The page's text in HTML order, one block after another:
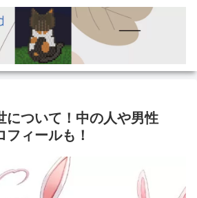
について！中の人や男性
ィールも！